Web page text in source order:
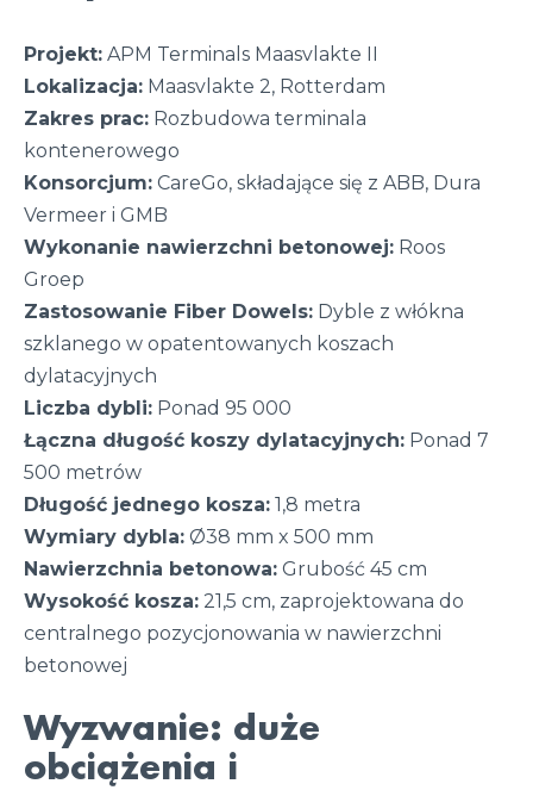
Projekt: APM Terminals Maasvlakte II
Lokalizacja: Maasvlakte 2, Rotterdam
Zakres prac: Rozbudowa terminala
kontenerowego
Konsorcjum: CareGo, składające się z ABB, Dura
Vermeer i GMB
Wykonanie nawierzchni betonowej: Roos
Groep
Zastosowanie Fiber Dowels: Dyble z włókna
szklanego w opatentowanych koszach
dylatacyjnych
Liczba dybli: Ponad 95 000
Łączna długość koszy dylatacyjnych: Ponad 7
500 metrów
Długość jednego kosza: 1,8 metra
Wymiary dybla: Ø38 mm x 500 mm
Nawierzchnia betonowa: Grubość 45 cm
Wysokość kosza: 21,5 cm, zaprojektowana do
centralnego pozycjonowania w nawierzchni
betonowej
Wyzwanie: duże
obciążenia i